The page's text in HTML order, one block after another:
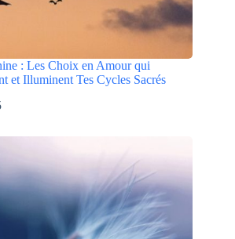
: Les Choix en Amour qui
et Illuminent Tes Cycles Sacrés